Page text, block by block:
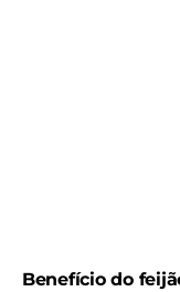
Benefício do